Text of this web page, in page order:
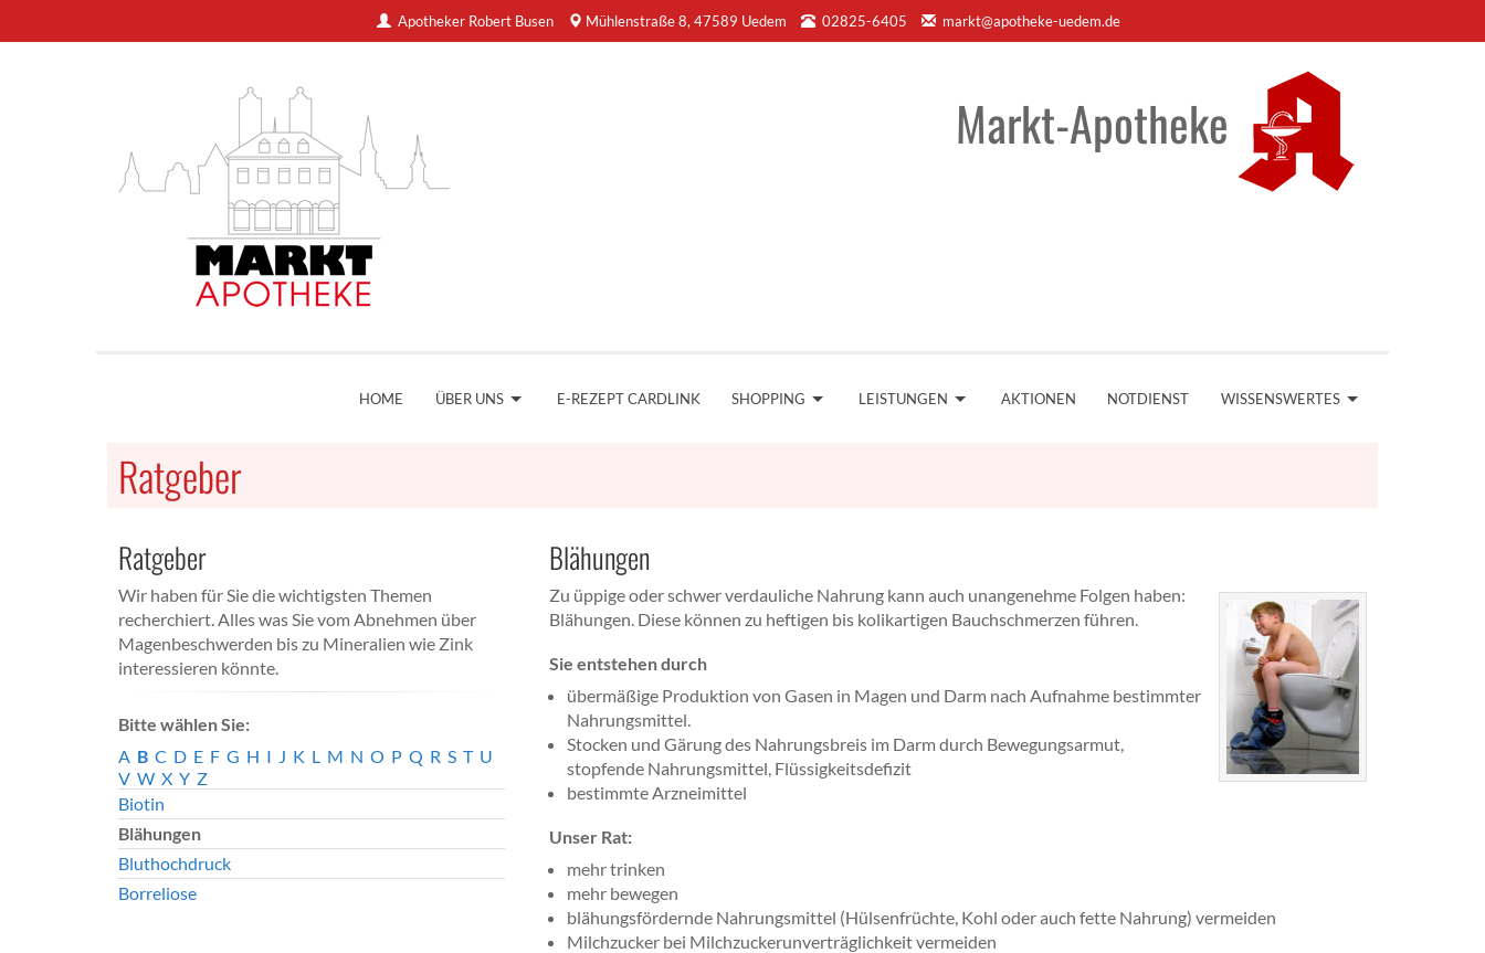
Apotheker Robert Busen Mühlenstraße 8, 47589 Uedem 02825-6405 markt@apotheke-uedem.de
Markt-Apotheke
HOME ÜBER UNS E-REZEPT CARDLINK SHOPPING LEISTUNGEN AKTIONEN NOTDIENST WISSENSWERTES
Ratgeber
Ratgeber
Wir haben für Sie die wichtigsten Themen
recherchiert. Alles was Sie vom Abnehmen über
Magenbeschwerden bis zu Mineralien wie Zink
interessieren könnte.
Bitte wählen Sie:
A B C D E F G H I J K L M N O P Q R S T U
V W X Y Z
Biotin
Blähungen
Bluthochdruck
Borreliose
Blähungen
Zu üppige oder schwer verdauliche Nahrung kann auch unangenehme Folgen haben:
Blähungen. Diese können zu heftigen bis kolikartigen Bauchschmerzen führen.
Sie entstehen durch
übermäßige Produktion von Gasen in Magen und Darm nach Aufnahme bestimmter
Nahrungsmittel.
Stocken und Gärung des Nahrungsbreis im Darm durch Bewegungsarmut,
stopfende Nahrungsmittel, Flüssigkeitsdefizit
bestimmte Arzneimittel
Unser Rat:
mehr trinken
mehr bewegen
blähungsfördernde Nahrungsmittel (Hülsenfrüchte, Kohl oder auch fette Nahrung) vermeiden
Milchzucker bei Milchzuckerunverträglichkeit vermeiden